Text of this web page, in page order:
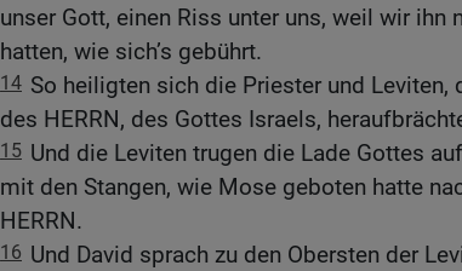
unser Gott, einen Riss unter uns, weil wir ihn
hatten, wie sich’s gebührt.
14 So heiligten sich die Priester und Leviten,
des HERRN, des Gottes Israels,
15 Und die Leviten trugen die Lade Gottes
mit den Stangen, wie Mose geboten hatte
HERRN.
16 Und David sprach zu den Obersten der